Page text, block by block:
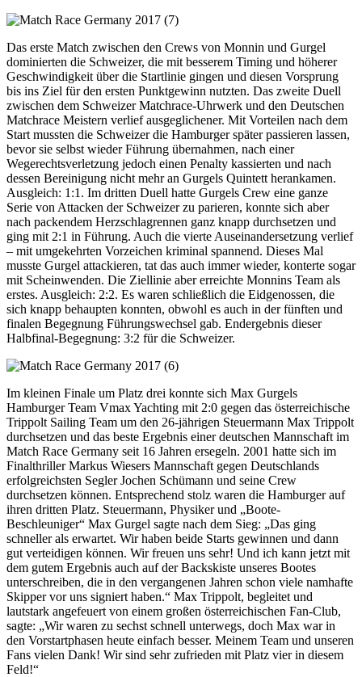
Das erste Match zwischen den Crews von Monnin und Gurgel
dominierten die Schweizer, die mit besserem Timing und höherer
Geschwindigkeit über die Startlinie gingen und diesen Vorsprung
bis ins Ziel für den ersten Punktgewinn nutzten. Das zweite Duell
zwischen dem Schweizer Matchrace-Uhrwerk und den Deutschen
Matchrace Meistern verlief ausgeglichener. Mit Vorteilen nach dem
Start mussten die Schweizer die Hamburger später passieren lassen,
bevor sie selbst wieder Führung übernahmen, nach einer
Wegerechtsverletzung jedoch einen Penalty kassierten und nach
dessen Bereinigung nicht mehr an Gurgels Quintett herankamen.
Ausgleich: 1:1. Im dritten Duell hatte Gurgels Crew eine ganze
Serie von Attacken der Schweizer zu parieren, konnte sich aber
nach packendem Herzschlagrennen ganz knapp durchsetzen und
ging mit 2:1 in Führung. Auch die vierte Auseinandersetzung verlief
– mit umgekehrten Vorzeichen kriminal spannend. Dieses Mal
musste Gurgel attackieren, tat das auch immer wieder, konterte sogar
mit Scheinwenden. Die Ziellinie aber erreichte Monnins Team als
erstes. Ausgleich: 2:2. Es waren schließlich die Eidgenossen, die
sich knapp behaupten konnten, obwohl es auch in der fünften und
finalen Begegnung Führungswechsel gab. Endergebnis dieser
Halbfinal-Begegnung: 3:2 für die Schweizer.
Im kleinen Finale um Platz drei konnte sich Max Gurgels
Hamburger Team Vmax Yachting mit 2:0 gegen das österreichische
Trippolt Sailing Team um den 26-jährigen Steuermann Max Trippolt
durchsetzen und das beste Ergebnis einer deutschen Mannschaft im
Match Race Germany seit 16 Jahren ersegeln. 2001 hatte sich im
Finalthriller Markus Wiesers Mannschaft gegen Deutschlands
erfolgreichsten Segler Jochen Schümann und seine Crew
durchsetzen können. Entsprechend stolz waren die Hamburger auf
ihren dritten Platz. Steuermann, Physiker und „Boote-
Beschleuniger“ Max Gurgel sagte nach dem Sieg: „Das ging
schneller als erwartet. Wir haben beide Starts gewinnen und dann
gut verteidigen können. Wir freuen uns sehr! Und ich kann jetzt mit
dem gutem Ergebnis auch auf der Backskiste unseres Bootes
unterschreiben, die in den vergangenen Jahren schon viele namhafte
Skipper vor uns signiert haben.“ Max Trippolt, begleitet und
lautstark angefeuert von einem großen österreichischen Fan-Club,
sagte: „Wir waren zu sechst schnell unterwegs, doch Max war in
den Vorstartphasen heute einfach besser. Meinem Team und unseren
Fans vielen Dank! Wir sind sehr zufrieden mit Platz vier in diesem
Feld!“